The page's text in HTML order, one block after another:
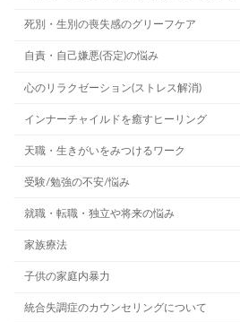
死別・生別の喪失感のグリーフケア
自責・自己嫌悪(否定)の悩み
心のリラクゼーション(ストレス解消)
インナーチャイルドを癒すヒーリング
天職・生きがいをみつけるワーク
受験/勉強の不安/悩み
就職・転職・独立や将来の悩み
家族療法
子供の家庭内暴力
統合失調症のカウンセリングについて